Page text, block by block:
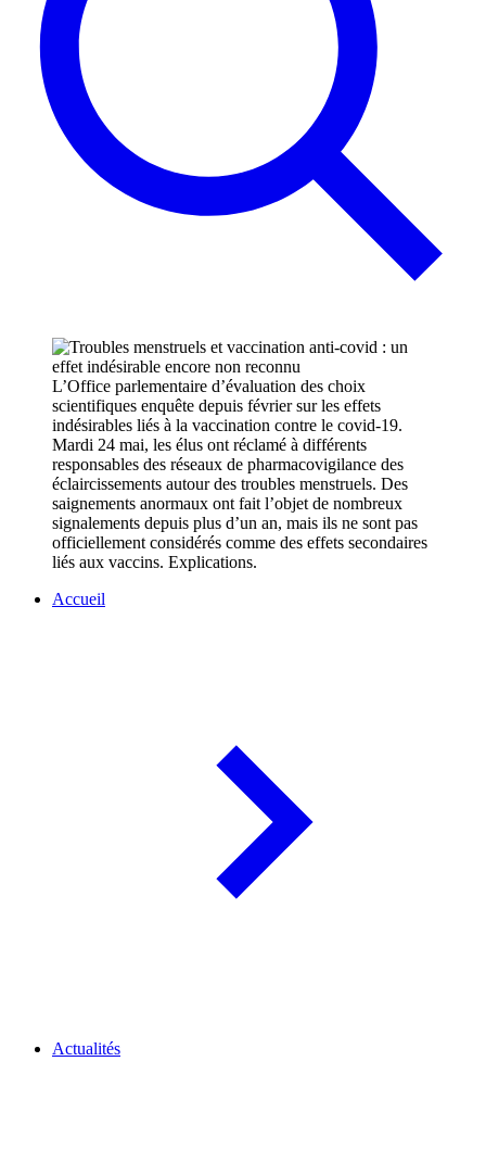
L’Office parlementaire d’évaluation des choix
scientifiques enquête depuis février sur les effets
indésirables liés à la vaccination contre le covid-19.
Mardi 24 mai, les élus ont réclamé à différents
responsables des réseaux de pharmacovigilance des
éclaircissements autour des troubles menstruels. Des
saignements anormaux ont fait l’objet de nombreux
signalements depuis plus d’un an, mais ils ne sont pas
officiellement considérés comme des effets secondaires
liés aux vaccins. Explications.
Accueil
Actualités